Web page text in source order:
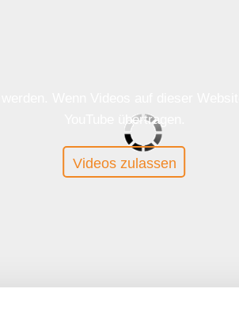
YouTube übertragen.
Videos zulassen